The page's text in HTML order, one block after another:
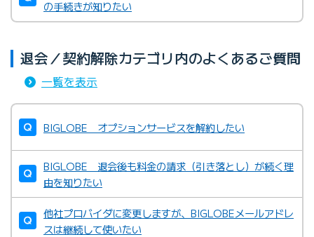
の手続きが知りたい
退会／契約解除カテゴリ内のよくあるご質問
一覧を表示
BIGLOBE オプションサービスを解約したい
BIGLOBE 退会後も料金の請求（引き落とし）が続く理
由を知りたい
他社プロバイダに変更しますが、BIGLOBEメールアドレ
スは継続して使いたい